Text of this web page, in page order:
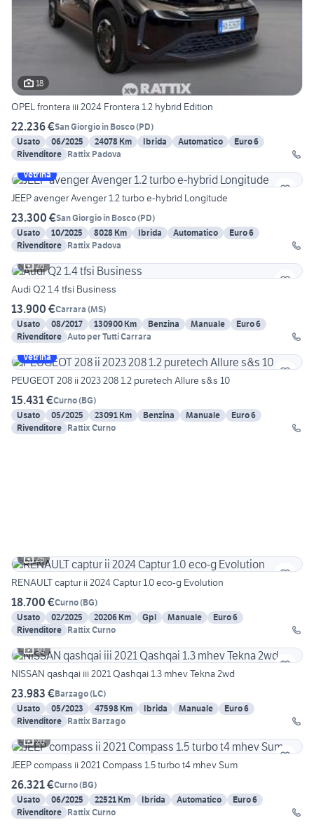
18
OPEL frontera iii 2024 Frontera 1.2 hybrid Edition
22.236 €San Giorgio in Bosco(PD)
Usato
06/2025 24078 Km Ibrida Automatico
Euro 6
Rivenditore Rattix Padova
Vetrina
JEEP avenger Avenger 1.2 turbo e-hybrid Longitude
23.300 €San Giorgio in Bosco(PD)
Usato
10/2025 8028 Km Ibrida Automatico
Euro 6
Rivenditore Rattix Padova
26
Audi Q2 1.4 tfsi Business
13.900 €Carrara (MS)
Usato
08/2017 130900 Km Benzina Manuale
Euro 6
Rivenditore Auto per Tutti Carrara
Vetrina
PEUGEOT 208 ii 2023 208 1.2 puretech Allure s&s 10
15.431 €Curno(BG)
Usato
05/2025 23091 Km Benzina Manuale
Euro 6
Rivenditore Rattix Curno
25
RENAULT captur ii 2024 Captur 1.0 eco-g Evolution
18.700 €Curno(BG)
Usato
02/2025 20206 Km Gpl Manuale
Euro 6
Rivenditore Rattix Curno
30
NISSAN qashqai iii 2021 Qashqai 1.3 mhev Tekna 2wd
23.983 €Barzago(LC)
Usato
05/2023 47598 Km Ibrida Manuale
Euro 6
Rivenditore Rattix Barzago
20
JEEP compass ii 2021 Compass 1.5 turbo t4 mhev Sum
26.321 €Curno(BG)
Usato
06/2025 22521 Km Ibrida Automatico
Euro 6
Rivenditore Rattix Curno